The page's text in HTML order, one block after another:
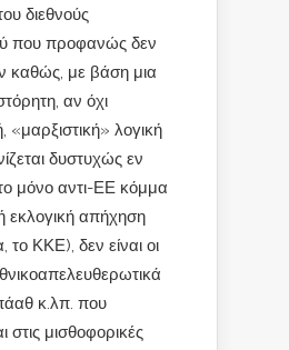
διεθνούς
που προφανώς δεν
καθώς, με βάση μια
αν όχι
«μαρξιστική» λογική
δυστυχώς εν
μόνο αντι-ΕΕ κόμμα
εκλογική απήχηση
το ΚΚΕ), δεν είναι οι
κ.λπ. που
στις μισθοφορικές